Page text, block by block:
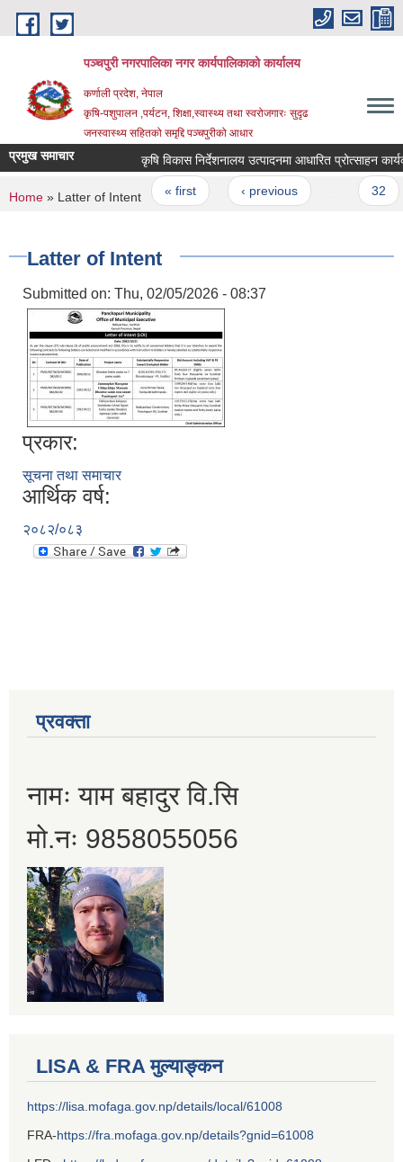
Skip to main content
पञ्चपुरी नगरपालिका नगर कार्यपालिकाको कार्यालय
कर्णाली प्रदेश, नेपाल
कृषि-पशुपालन ,पर्यटन, शिक्षा,स्वास्थ्य तथा स्वरोजगारः सुदृढ
जनस्वास्थ्य सहितको समृद्दि पञ्चपुरीको आधार
प्रमुख समाचार कृषि विकास निर्देशनालय उत्पादनमा आधारित प्रोत्साहन
Pages
« first ‹ previous
You are here
Home » Latter of Intent
Latter of Intent
Submitted on: Thu, 02/05/2026 - 08:37
प्रकार:
सूचना तथा समाचार
आर्थिक वर्ष:
२०८२/०८३
प्रवक्ता
नामः याम बहादुर वि.सि
मो.नः 9858055056
LISA & FRA मुल्याङ्कन
https://lisa.mofaga.gov.np/details/local/61008
FRA-https://fra.mofaga.gov.np/details?gnid=61008